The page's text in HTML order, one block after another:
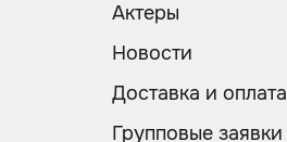
Актеры
Новости
Доставка и оплата
Групповые заявки